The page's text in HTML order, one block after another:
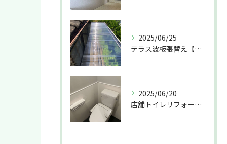
2025/06/25
テラス波板張替え【小郡市 EN-BRIDGE（株）】
2025/06/20
店舗トイレリフォーム【小郡市 EN-BRIDGE（株）】